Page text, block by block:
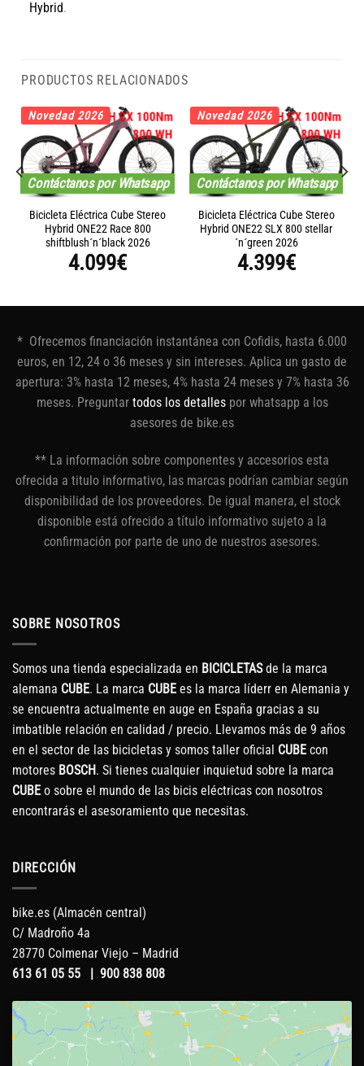
Hybrid.
PRODUCTOS RELACIONADOS
Contáctanos por Whatsapp
Novedad 2026
Bicicleta Eléctrica Cube Stereo
Hybrid ONE22 Race 800
shiftblush´n´black 2026
4.099€
Contáctanos por Whatsapp
Novedad 2026
Bicicleta Eléctrica Cube Stereo
Hybrid ONE22 SLX 800 stellar
´n´green 2026
4.399€
* Ofrecemos financiación instantánea con Cofidis, hasta 6.000
euros, en 12, 24 o 36 meses y sin intereses. Aplica un gasto de
apertura: 3% hasta 12 meses, 4% hasta 24 meses y 7% hasta 36
meses. Preguntar todos los detallespor whatsapp a los
asesores de bike.es
** La información sobre componentes y accesorios esta
ofrecida a titulo informativo, las marcas podrían cambiar según
disponibilidad de los proveedores. De igual manera, el stock
disponible está ofrecido a título informativo sujeto a la
confirmación por parte de uno de nuestros asesores.
SOBRE NOSOTROS
Somos una tienda especializada en BICICLETASde la marca
alemana CUBE. La marca CUBE es la marca líderr en Alemania y
se encuentra actualmente en auge en España gracias a su
imbatible relación en calidad / precio. Llevamos más de 9 años
en el sector de las bicicletas y somos taller oficial CUBE con
motores BOSCH. Si tienes cualquier inquietud sobre la marca
CUBE o sobre el mundo de las bicis eléctricas con nosotros
encontrarás el asesoramiento que necesitas.
DIRECCIÓN
bike.es (Almacén central)
C/ Madroño 4a
28770 Colmenar Viejo – Madrid
613 61 05 55
900 838 808